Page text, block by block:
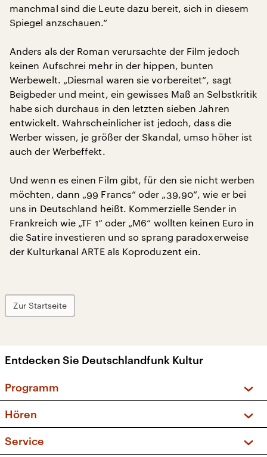
manchmal sind die Leute dazu bereit, sich in diesem
Spiegel anzschauen.“
Anders als der Roman verursachte der Film jedoch
keinen Aufschrei mehr in der hippen, bunten
Werbewelt. „Diesmal waren sie vorbereitet“, sagt
Beigbeder und meint, ein gewisses Maß an Selbstkritik
habe sich durchaus in den letzten sieben Jahren
entwickelt. Wahrscheinlicher ist jedoch, dass die
Werber wissen, je größer der Skandal, umso höher ist
auch der Werbeffekt.
Und wenn es einen Film gibt, für den sie nicht werben
möchten, dann „99 Francs“ oder „39,90“, wie er bei
uns in Deutschland heißt. Kommerzielle Sender in
Frankreich wie „TF 1“ oder „M6“ wollten keinen Euro in
die Satire investieren und so sprang paradoxerweise
der Kulturkanal ARTE als Koproduzent ein.
Zur Startseite
Entdecken Sie Deutschlandfunk Kultur
Programm
Sendungen und Podcasts
Musikliste
Hören
Service